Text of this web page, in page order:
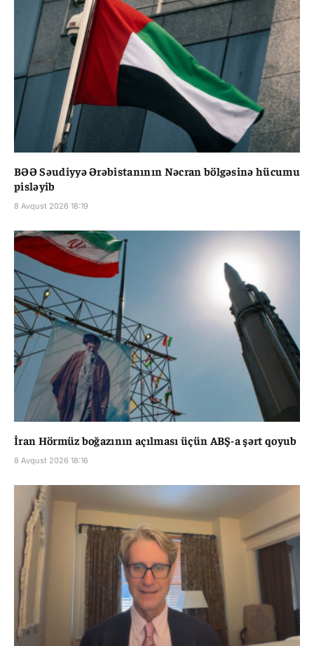
BƏƏ Səudiyyə Ərəbistanının Nəcran bölgəsinə hücumu
pisləyib
8 Avqust 2026 18:19
İran Hörmüz boğazının açılması üçün ABŞ-a şərt qoyub
8 Avqust 2026 18:16